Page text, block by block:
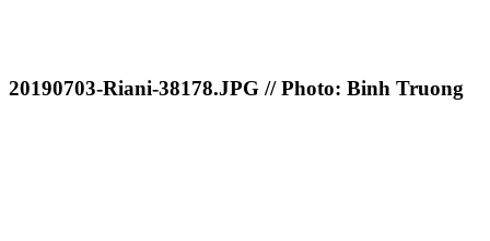
20190703-Riani-38178.JPG // Photo: Binh Truong